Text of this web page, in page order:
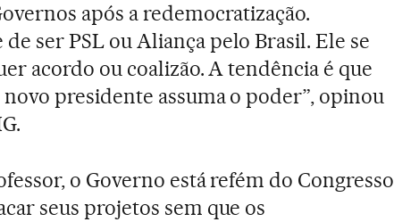
após a redemocratização.
ser PSL ou Aliança pelo Brasil. Ele se
acordo ou coalizão. A tendência é que
novo presidente assuma o poder”, opinou
o Governo está refém do Congresso
seus projetos sem que os